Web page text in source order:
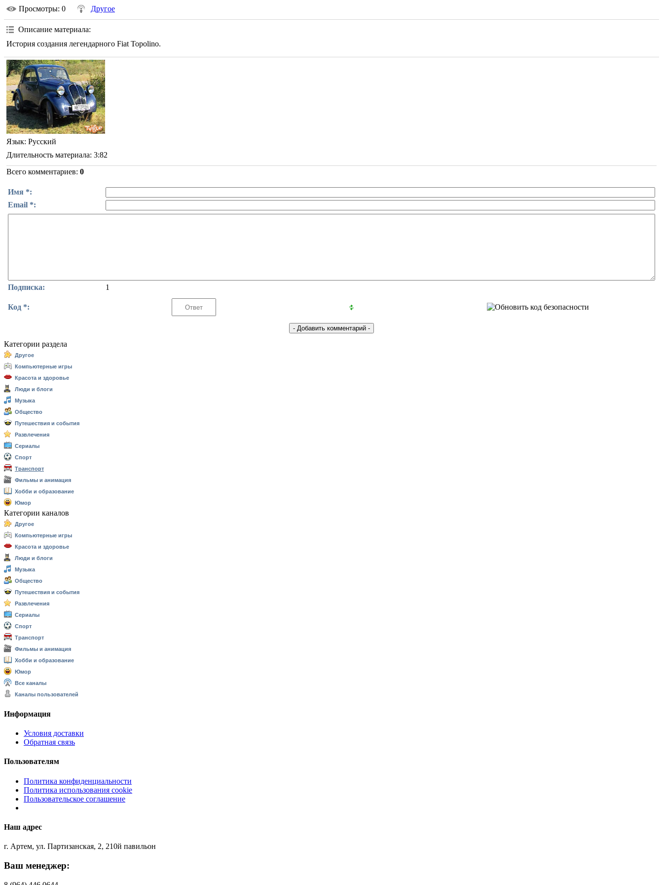
Просмотры: 0 Другое
Описание материала:
История создания легендарного Fiat Topolino.
Язык: Русский
Длительность материала: 3:82
Всего комментариев: 0
Имя *:
Email *:
Подписка: 1
Код *:
Категории раздела
Другое
Компьютерные игры
Красота и здоровье
Люди и блоги
Музыка
Общество
Путешествия и события
Развлечения
Сериалы
Спорт
Транспорт
Фильмы и анимация
Хобби и образование
Юмор
Категории каналов
Другое
Компьютерные игры
Красота и здоровье
Люди и блоги
Музыка
Общество
Путешествия и события
Развлечения
Сериалы
Спорт
Транспорт
Фильмы и анимация
Хобби и образование
Юмор
Все каналы
Каналы пользователей
Информация
Условия доставки
Обратная связь
Пользователям
Политика конфиденциальности
Политика использования cookie
Пользовательское соглашение
Наш адрес
г. Артем, ул. Партизанская, 2, 210й павильон
Ваш менеджер: